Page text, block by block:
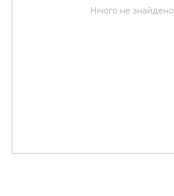
Нічого не знайдено